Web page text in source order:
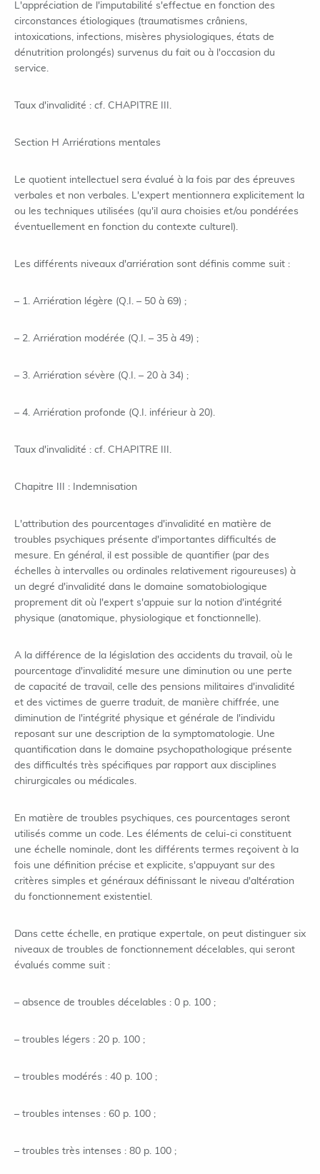
L'appréciation de l'imputabilité s'effectue en fonction des
circonstances étiologiques (traumatismes crâniens,
intoxications, infections, misères physiologiques, états de
dénutrition prolongés) survenus du fait ou à l'occasion du
service.
Taux d'invalidité : cf. CHAPITRE III.
Section H Arriérations mentales
Le quotient intellectuel sera évalué à la fois par des épreuves
verbales et non verbales. L'expert mentionnera explicitement la
ou les techniques utilisées (qu'il aura choisies et/ou pondérées
éventuellement en fonction du contexte culturel).
Les différents niveaux d'arriération sont définis comme suit :
– 1. Arriération légère (Q.I. – 50 à 69) ;
– 2. Arriération modérée (Q.I. – 35 à 49) ;
– 3. Arriération sévère (Q.I. – 20 à 34) ;
– 4. Arriération profonde (Q.I. inférieur à 20).
Taux d'invalidité : cf. CHAPITRE III.
Chapitre III : Indemnisation
L'attribution des pourcentages d'invalidité en matière de
troubles psychiques présente d'importantes difficultés de
mesure. En général, il est possible de quantifier (par des
échelles à intervalles ou ordinales relativement rigoureuses) à
un degré d'invalidité dans le domaine somatobiologique
proprement dit où l'expert s'appuie sur la notion d'intégrité
physique (anatomique, physiologique et fonctionnelle).
A la différence de la législation des accidents du travail, où le
pourcentage d'invalidité mesure une diminution ou une perte
de capacité de travail, celle des pensions militaires d'invalidité
et des victimes de guerre traduit, de manière chiffrée, une
diminution de l'intégrité physique et générale de l'individu
reposant sur une description de la symptomatologie. Une
quantification dans le domaine psychopathologique présente
des difficultés très spécifiques par rapport aux disciplines
chirurgicales ou médicales.
En matière de troubles psychiques, ces pourcentages seront
utilisés comme un code. Les éléments de celui-ci constituent
une échelle nominale, dont les différents termes reçoivent à la
fois une définition précise et explicite, s'appuyant sur des
critères simples et généraux définissant le niveau d'altération
du fonctionnement existentiel.
Dans cette échelle, en pratique expertale, on peut distinguer six
niveaux de troubles de fonctionnement décelables, qui seront
évalués comme suit :
– absence de troubles décelables : 0 p. 100 ;
– troubles légers : 20 p. 100 ;
– troubles modérés : 40 p. 100 ;
– troubles intenses : 60 p. 100 ;
– troubles très intenses : 80 p. 100 ;